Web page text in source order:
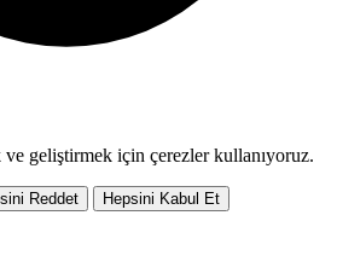
geliştirmek için çerezler kullanıyoruz.
Reddet Hepsini Kabul Et